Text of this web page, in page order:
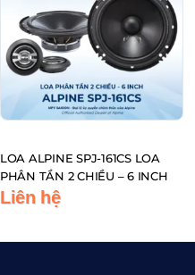
LOA ALPINE SPJ-161CS LOA
PHÂN TẦN 2 CHIỀU – 6 INCH
Liên hệ